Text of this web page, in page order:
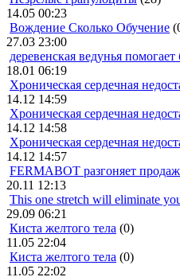
14.05 00:23
Вождение Сколько Обучение
27.03 23:00
деревенская ведунья помогает
18.01 06:19
Хроническая сердечная
14.12 14:59
Хроническая сердечная
14.12 14:58
Хроническая сердечная
14.12 14:57
FERMABOT разгоняет
20.11 12:13
This one stretch will eliminate
29.09 06:21
Киста желтого тела (0)
11.05 22:04
Киста желтого тела (0)
11.05 22:02